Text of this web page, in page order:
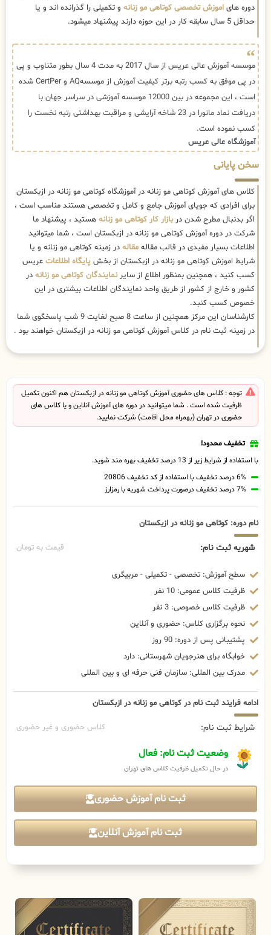
دوره های اموزش تخصصی کوتاهی مو زنانه و تکمیلی را گذرانده اند و یا
حداقل 5 سال سابقه کار در این حوزه دارند پیشنهاد میشود.
موسسه آموزش عالی عریس از سال 2017 به مدت 4 سال بطور متناوب و پی
در پی موفق به کسب رتبه برتر کیفیت آموزش از موسسهAQ و CertPer شده
است ، این مجموعه در بین 12000 موسسه آموزشی در سراسر جهان با
دریافت نماد مانورا در 23 شاخه آرایشی و مراقبت بهداشتی رتبه نخست را
کسب نموده است.
آموزشگاه عالی عریس
سخن پایانی
کلاس های آموزش کوتاهی مو زنانه در آموزشگاه کوتاهی مو زنانه در ازبکستان
برای افرادی که جویای آموزش جامع و کامل و تخصصی هستند مناسب است ،
اگر بدنبال مطرح شدن دربازار کار کوتاهی مو زنانه هستید ، پیشنهاد ما
شرکت در دوره آموزش کوتاهی مو زنانه در ازبکستان است ، شما میتوانید
اطلاعات بسیار مفیدی در قالب مقاله مقاله در زمینه کوتاهی مو زنانه و یا
شرایط اموزش کوتاهی مو زنانه در ازبکستان از بخش پایگاه اطلاعات عریس
کسب کنید ، همچنین بمنظور اطلاع از سایرنمایندگان کوتاهی مو زنانه در
کشور و خارج از کشور از طریق واحد نمایندگان اطلاعات بیشتری در این
خصوص کسب کنبد.
کارشناسان این مرکز همچنین از ساعت 8 صبح لغایت 9 شب پاسخگوی شما
در زمینه ثبت نام در کلاس آموزش کوتاهی مو زنانه در ازبکستان خواهند بود .
توجه : کلاس های حضوری آموزش کوتاهی مو زنانه در ازبکستان هم اکنون تکمیل
ظرفیت شده است . شما میتوانید در دوره های آموزش آنلاین و یا کلاس های
حضوری در تهران (بهمراه محل اقامت) شرکت نمایید.
تخفیف محدود!
با استفاده از شرایط زیر از 13 درصد تخفیف بهره مند شوید.
6% درصد تخفیف با استفاده از کد تخفیف 20806
7% درصد تخفیف درصورت پرداخت شهریه با رمزارز
نام دوره: کوتاهی مو زنانه در ازبکستان
شهریه ثبت نام: قیمت به تومان
سطح آموزش: تخصصی - تکمیلی - مربیگری
ظرفیت کلاس عمومی: 10 نفر
ظرفیت کلاس خصوصی: 3 نفر
نحوه برگزاری کلاس: حضوری و آنلاین
پشتیبانی پس از دوره: 90 روز
خوابگاه برای هنرجویان شهرستانی: دارد
مدرک بین المللی: سازمان فنی حرفه ای و بین المللی
ادامه فرایند ثبت نام در کوتاهی مو زنانه در ازبکستان
شرایط ثبت نام: کلاس حضوری و غیر حضوری
وضعیت ثبت نام: فعال
در حال تکمیل ظرفیت کلاس های تهران
ثبت نام آموزش حضوری
ثبت نام آموزش آنلاین